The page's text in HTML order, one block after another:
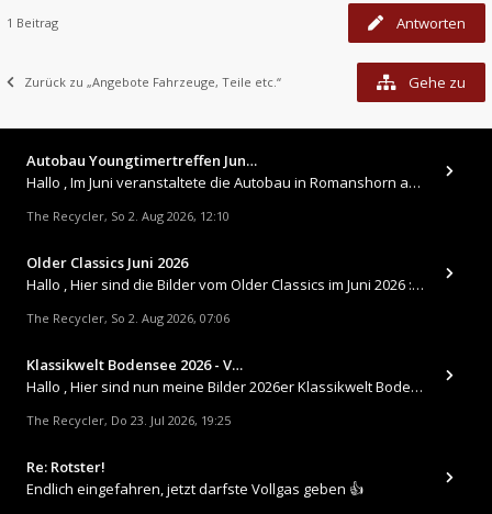
1 Beitrag Antworten
Zurück zu „Angebote Fahrzeuge, Teile etc.“ Gehe zu
Autobau Youngtimertreffen Jun…
Hallo , Im Juni veranstaltete die Autobau in Romanshorn auf ihrem Gelände ein kleines Youngtimertreffen : https://up.
The Recycler, So 2. Aug 2026, 12:10
Older Classics Juni 2026
​Hallo , Hier sind die Bilder vom Older Classics im Juni 2026 : https://up.picr.de/51155940wd.jpg https://up.pic
The Recycler, So 2. Aug 2026, 07:06
Klassikwelt Bodensee 2026 - V…
Hallo , Hier sind nun meine Bilder 2026er Klassikwelt Bodensee 😀 https://up.picr.de/51125547rb.jpg https://up.pi
The Recycler, Do 23. Jul 2026, 19:25
Re: Rotster!
Endlich eingefahren, jetzt darfste Vollgas geben 👍